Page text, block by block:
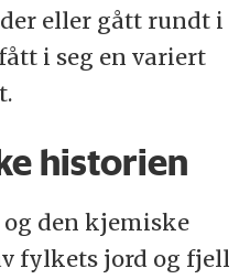
eller gått rundt i
i seg en variert
historien
den kjemiske
fylkets jord og fjell